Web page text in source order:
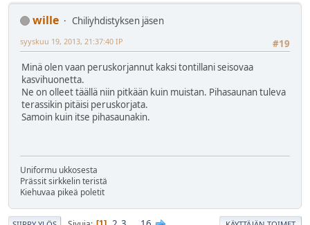
wille
Chiliyhdistyksen jäsen
#19
syyskuu 19, 2013, 21:37:40 IP
Minä olen vaan peruskorjannut kaksi tontillani seisovaa
kasvihuonetta.
Ne on olleet täällä niin pitkään kuin muistan. Pihasaunan tuleva
terassikin pitäisi peruskorjata.
Samoin kuin itse pihasaunakin.
Uniformu ukkosesta
Prässit sirkkelin teristä
Kiehuvaa pikeä poletit